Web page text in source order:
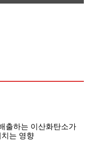
출하는 이산화탄소가
는 영향